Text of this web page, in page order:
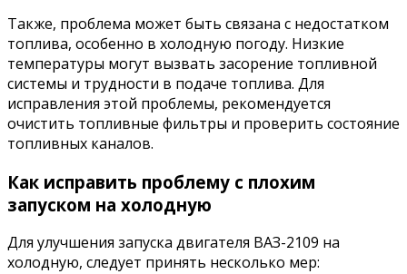
Также, проблема может быть связана с недостатком
топлива, особенно в холодную погоду. Низкие
температуры могут вызвать засорение топливной
системы и трудности в подаче топлива. Для
исправления этой проблемы, рекомендуется
очистить топливные фильтры и проверить состояние
топливных каналов.
Как исправить проблему с плохим
запуском на холодную
Для улучшения запуска двигателя ВАЗ-2109 на
холодную, следует принять несколько мер: